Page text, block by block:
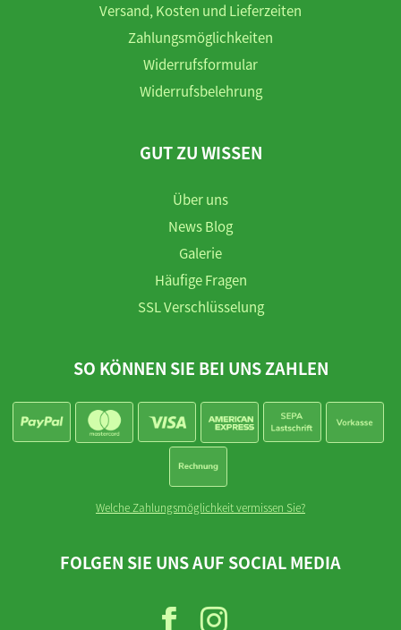
Versand, Kosten und Lieferzeiten
Zahlungsmöglichkeiten
Widerrufsformular
Widerrufsbelehrung
GUT ZU WISSEN
Über uns
News Blog
Galerie
Häufige Fragen
SSL Verschlüsselung
SO KÖNNEN SIE BEI UNS ZAHLEN
Welche Zahlungsmöglichkeit vermissen Sie?
FOLGEN SIE UNS AUF SOCIAL MEDIA